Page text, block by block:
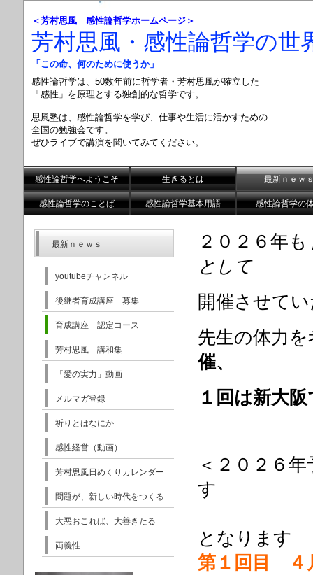
＜芳村思風 感性論哲学ホームページ＞
芳村思風・感性論哲学の世
「この命、何のために使うか」
感性論哲学は、50数年前に哲学者・芳村思風が確立した
「感性」を原理とする独創的な哲学です。
思風塾は、感性論哲学を学び、仕事や生活に活かすための
全国の勉強会です。
ぜひライブで講演を聞いてみてください。
感性論哲学へようこそ 生きるとは 最新ｎｅｗ
感性論哲学のことば 感性論哲学基本用語 感性論哲学の
２０２６年も
として
開催させて
先生の体力
催、
１回は新大
＜２０２６
す
となります
第１回目 ４
最新ｎｅｗｓ
youtubeチャンネル
後継者育成講座 募集
育成講座 認定コース
芳村思風 講和集
「愛の実力」動画
メルマガ登録
祈りとはなにか
感性経営（動画）
芳村思風日めくりカレンダー
問題が、新しい時代をつくる
大悪おこれば、大善きたる
両義性